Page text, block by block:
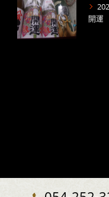
開運